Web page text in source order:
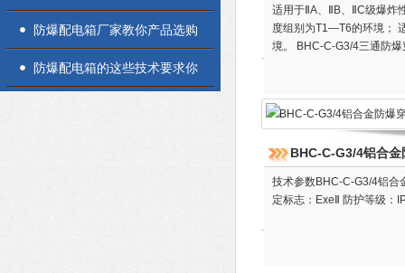
正确使用方法介绍
防爆配电箱厂家教你产品选购
技巧
防爆配电箱的这些技术要求你
适用于ⅡA、ⅡB、ⅡC级爆炸
度组别为T1—T6的环境；
境。 BHC-C-G3/4三通防
BHC-C-G3/4铝合
技术参数BHC-C-G3/4铝合
定标志：ExeⅡ 防护等级：